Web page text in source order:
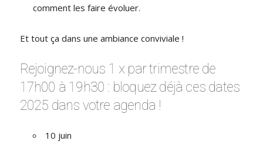
comment les faire évoluer.
Et tout ça dans une ambiance conviviale !
Rejoignez-nous 1 x par trimestre de
17h00 à 19h30 : bloquez déjà ces dates
2025 dans votre agenda !
10 juin